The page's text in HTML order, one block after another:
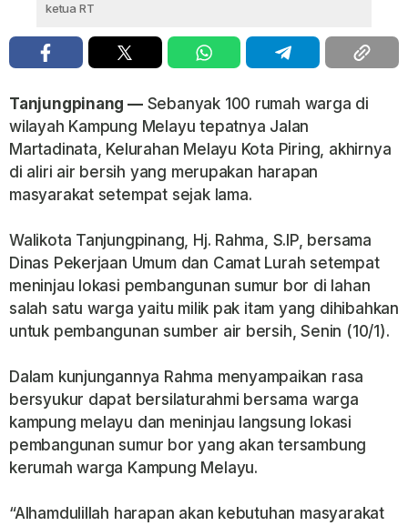
ketua RT
Tanjungpinang —Sebanyak 100 rumah warga di
wilayah Kampung Melayu tepatnya Jalan
Martadinata, Kelurahan Melayu Kota Piring, akhirnya
di aliri air bersih yang merupakan harapan
masyarakat setempat sejak lama.
Walikota Tanjungpinang, Hj. Rahma, S.IP, bersama
Dinas Pekerjaan Umum dan Camat Lurah setempat
meninjau lokasi pembangunan sumur bor di lahan
salah satu warga yaitu milik pak itam yang dihibahkan
untuk pembangunan sumber air bersih, Senin (10/1).
Dalam kunjungannya Rahma menyampaikan rasa
bersyukur dapat bersilaturahmi bersama warga
kampung melayu dan meninjau langsung lokasi
pembangunan sumur bor yang akan tersambung
kerumah warga Kampung Melayu.
“Alhamdulillah harapan akan kebutuhan masyarakat